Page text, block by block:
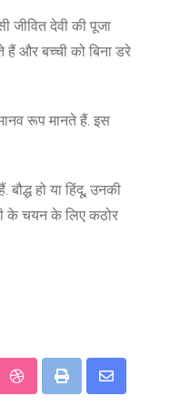
जीवित देवी की पूजा
और बच्ची को बिना डरे
रूप मानते हैं. इस
हो या हिंदू, उनकी
के चयन के लिए कठोर
StumbleUpon
Print
Share